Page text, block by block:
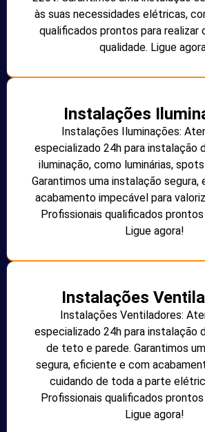
às suas necessidades elétricas,
qualificados prontos para realizar
qualidade. Ligue
Instalações
Instalações Iluminações:
especializado 24h para instalação
iluminação, como luminárias,
Garantimos uma instalação
acabamento impecável para
Profissionais qualificados
Ligue agora!
Instalações
Instalações Ventiladores:
especializado 24h para instalação
de teto e parede. Garantimos
segura, eficiente e com
cuidando de toda a parte
Profissionais qualificados
Ligue agora!